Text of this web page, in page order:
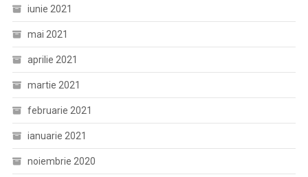
iunie 2021
mai 2021
aprilie 2021
martie 2021
februarie 2021
ianuarie 2021
noiembrie 2020